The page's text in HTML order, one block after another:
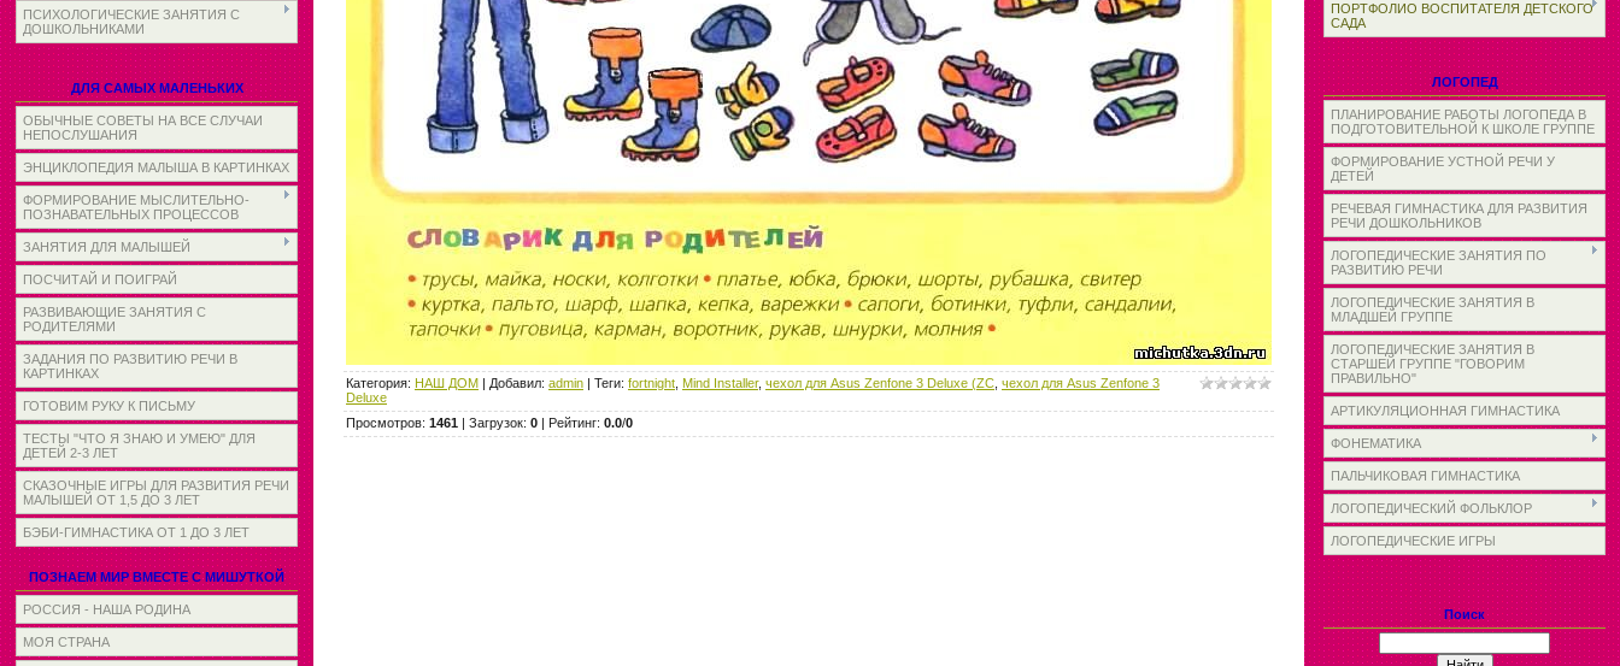
ПСИХОЛОГИЧЕСКИЕ ЗАНЯТИЯ С
ДОШКОЛЬНИКАМИ
ДЛЯ САМЫХ МАЛЕНЬКИХ
ОБЫЧНЫЕ СОВЕТЫ НА ВСЕ СЛУЧАИ
НЕПОСЛУШАНИЯ
ЭНЦИКЛОПЕДИЯ МАЛЫША В КАРТИНКАХ
ФОРМИРОВАНИЕ МЫСЛИТЕЛЬНО-
ПОЗНАВАТЕЛЬНЫХ ПРОЦЕССОВ
ЗАНЯТИЯ ДЛЯ МАЛЫШЕЙ
ПОСЧИТАЙ И ПОИГРАЙ
РАЗВИВАЮЩИЕ ЗАНЯТИЯ С
РОДИТЕЛЯМИ
ЗАДАНИЯ ПО РАЗВИТИЮ РЕЧИ В
КАРТИНКАХ
ГОТОВИМ РУКУ К ПИСЬМУ
ТЕСТЫ "ЧТО Я ЗНАЮ И УМЕЮ" ДЛЯ
ДЕТЕЙ 2-3 ЛЕТ
СКАЗОЧНЫЕ ИГРЫ ДЛЯ РАЗВИТИЯ РЕЧИ
МАЛЫШЕЙ ОТ 1,5 ДО 3 ЛЕТ
БЭБИ-ГИМНАСТИКА ОТ 1 ДО 3 ЛЕТ
ПОЗНАЕМ МИР ВМЕСТЕ С МИШУТКОЙ
РОССИЯ - НАША РОДИНА
МОЯ СТРАНА
Категория: НАШ ДОМ | Добавил: admin | Теги: fortnight Mind Installer, чехол для Asus Zenfone 3 Deluxe (ZC чехол для Asus Zenfone 3
Deluxe
Просмотров: 1461 | Загрузок: 0 | Рейтинг: 0.0/0
ПОРТФОЛИО ВОСПИТАТЕЛЯ ДЕТСКОГО
САДА
ЛОГОПЕД
ПЛАНИРОВАНИЕ РАБОТЫ ЛОГОПЕДА В
ПОДГОТОВИТЕЛЬНОЙ К ШКОЛЕ ГРУППЕ
ФОРМИРОВАНИЕ УСТНОЙ РЕЧИ У
ДЕТЕЙ
РЕЧЕВАЯ ГИМНАСТИКА ДЛЯ РАЗВИТИЯ
РЕЧИ ДОШКОЛЬНИКОВ
ЛОГОПЕДИЧЕСКИЕ ЗАНЯТИЯ ПО
РАЗВИТИЮ РЕЧИ
ЛОГОПЕДИЧЕСКИЕ ЗАНЯТИЯ В
МЛАДШЕЙ ГРУППЕ
ЛОГОПЕДИЧЕСКИЕ ЗАНЯТИЯ В
СТАРШЕЙ ГРУППЕ "ГОВОРИМ
ПРАВИЛЬНО"
АРТИКУЛЯЦИОННАЯ ГИМНАСТИКА
ФОНЕМАТИКА
ПАЛЬЧИКОВАЯ ГИМНАСТИКА
ЛОГОПЕДИЧЕСКИЙ ФОЛЬКЛОР
ЛОГОПЕДИЧЕСКИЕ ИГРЫ
Поиск